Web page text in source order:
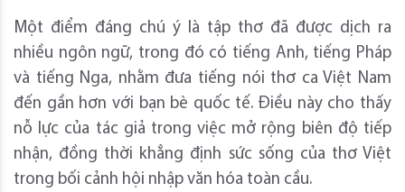
Một điểm đáng chú ý là tập thơ đã được dịch ra
nhiều ngôn ngữ, trong đó có tiếng Anh, tiếng Pháp
và tiếng Nga, nhằm đưa tiếng nói thơ ca Việt Nam
đến gần hơn với bạn bè quốc tế. Điều này cho thấy
nỗ lực của tác giả trong việc mở rộng biên độ tiếp
nhận, đồng thời khẳng định sức sống của thơ Việt
trong bối cảnh hội nhập văn hóa toàn cầu.